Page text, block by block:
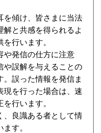
を傾け、皆さまに当法
解と共感を得られるよ
行います。
や発信の仕方に注意
や誤解を与えることの
。誤った情報を発信ま
現を行った場合は、速
行います。
、良識ある者として情
す。